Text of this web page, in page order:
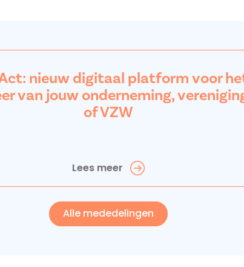
nieuw digitaal platform voor
van jouw onderneming,
of VZW
Lees meer
Alle mededelingen